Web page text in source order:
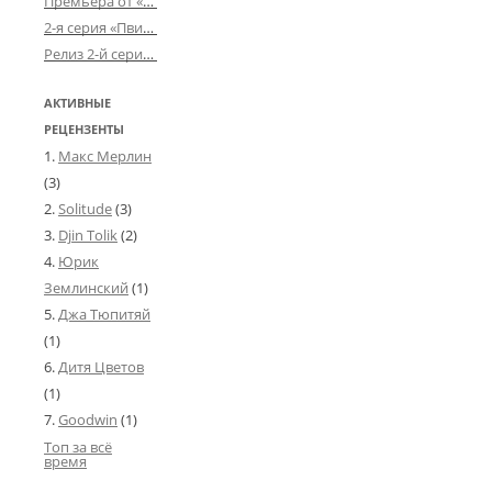
м
э
р
2
0
2
1
Л
ч
ш
а
я
а
т
р
и
а
Д
и
л
э
2-я серия «Пвин Тикса» от 2-D
Релиз 2-й серии «БДСМ-людей» от «Аркада Фильм»
АКТИВНЫЕ
РЕЦЕНЗЕНТЫ
Макс Мерлин
(3)
Solitude(3)
Djin Tolik(2)
Юрик
Землинский (1)
Джа Тюпитяй
(1)
Дитя Цветов
(1)
Goodwin (1)
Топ за всё
время